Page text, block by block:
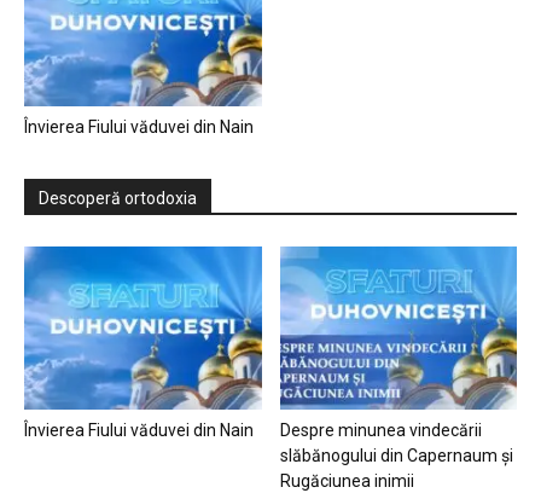
Învierea Fiului văduvei din Nain
Descoperă ortodoxia
Învierea Fiului văduvei din Nain
Despre minunea vindecării
slăbănogului din Capernaum și
Rugăciunea inimii